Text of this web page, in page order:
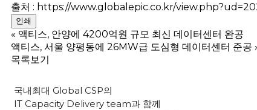
출처 : https://www.globalepic.co.kr/
인쇄
« 액티스, 안양에 4200억원 규모 최신 데이터센터 완공
액티스, 서울 양평동에 26MW급 도심형 데이터센터 준공
목록보기
국내최대 Global CSP의
IT Capacity Delivery team과 함께